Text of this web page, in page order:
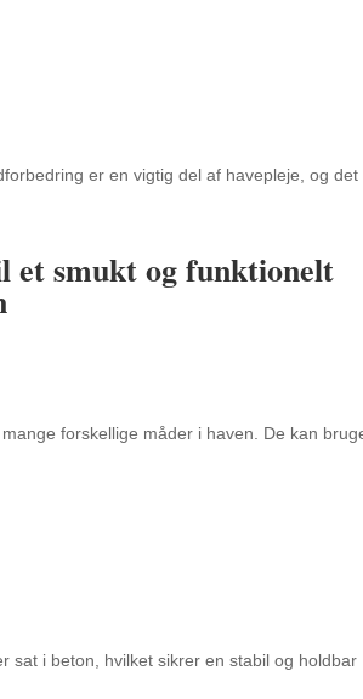
er en vigtig del af havepleje, og det
et smukt og funktionelt
forskellige måder i haven.
De kan
sat i beton,
hvilket sikrer en stabil og holdbar